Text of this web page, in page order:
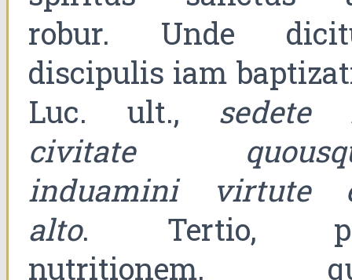
robur. Unde
discipulis iam
Luc. ult., sedete
civitate
induamini virtute
alto. Tertio,
nutritionem,